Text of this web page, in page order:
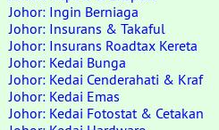
Johor: Ingin Berniaga
Johor: Insurans & Takaful
Johor: Insurans Roadtax Kereta
Johor: Kedai Bunga
Johor: Kedai Cenderahati & Kraf
Johor: Kedai Emas
Johor: Kedai Fotostat & Cetakan